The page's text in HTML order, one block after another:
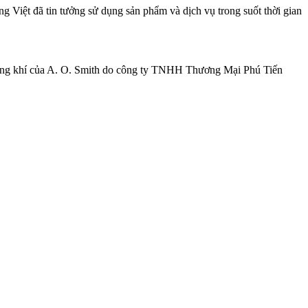
Việt đã tin tưởng sử dụng sản phẩm và dịch vụ trong suốt thời gian
khí của A. O. Smith do công ty TNHH Thương Mại Phú Tiến